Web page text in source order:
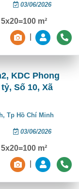
03/06/2026
5x20=100 m²
KDC Phong
Số 10, Xã
Tp Hồ Chí Minh
03/06/2026
5x20=100 m²